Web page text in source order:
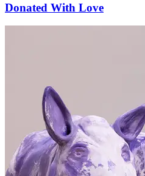
Donated With Love